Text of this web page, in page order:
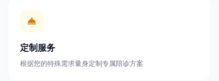
定制服务
根据您的特殊需求量身定制专属陪诊方案